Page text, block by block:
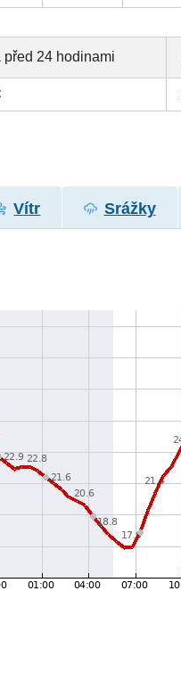
před 24 hodinami
Vítr Srážky